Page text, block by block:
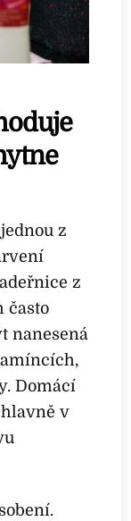
z
z
často
nanesená
Domácí
v